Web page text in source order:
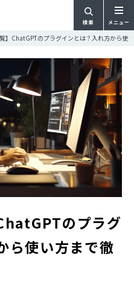
検索 メニュー
覧】ChatGPTのプラグインとは？入れ方から使
のプラグ
ら使い方まで徹